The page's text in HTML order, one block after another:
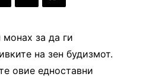
за да ги
на зен будизмот.
овие едноставни